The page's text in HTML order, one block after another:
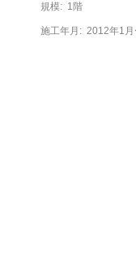
規模: 1階
施工年月: 2012年1